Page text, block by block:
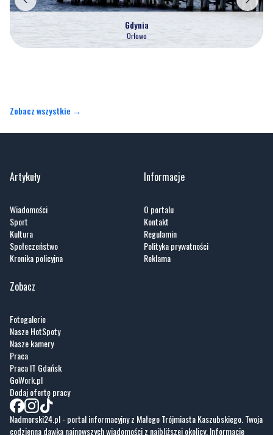
Gdynia
Orłowo
Zobacz wszystkie →
Artykuły
Wiadomości
Sport
Kultura
Społeczeństwo
Kronika policyjna
Informacje
O portalu
Kontakt
Regulamin
Polityka prywatności
Reklama
Zobacz
Fotogalerie
Nasze HotSpoty
Nasze kamery
Praca
Praca IT Gdańsk
GoWork.pl
Dodaj ofertę pracy
Nadmorski24.pl - portal informacyjny z Małego Trójmiasta Kaszubskiego. Twoja
codzienna dawka najnowszych wiadomości z najbliższej okolicy. Informacje